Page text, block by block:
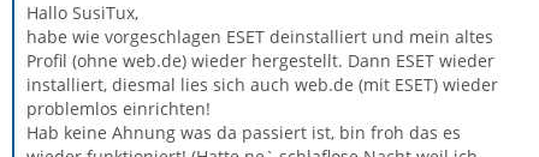
Hallo SusiTux,
habe wie vorgeschlagen ESET deinstalliert und mein altes
Profil (ohne web.de) wieder hergestellt. Dann ESET wieder
installiert, diesmal lies sich auch web.de (mit ESET) wieder
problemlos einrichten!
Hab keine Ahnung was da passiert ist, bin froh das es